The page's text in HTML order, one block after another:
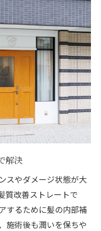
解決
スやダメージ状態が大
質改善ストレートで
するために髪の内部補
施術後も潤いを保ちや